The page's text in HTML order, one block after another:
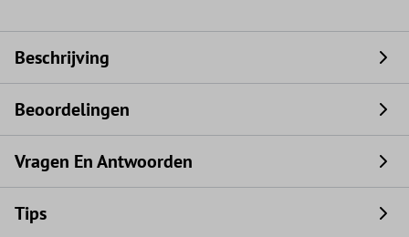
Beschrijving
Beoordelingen
Vragen En Antwoorden
Tips